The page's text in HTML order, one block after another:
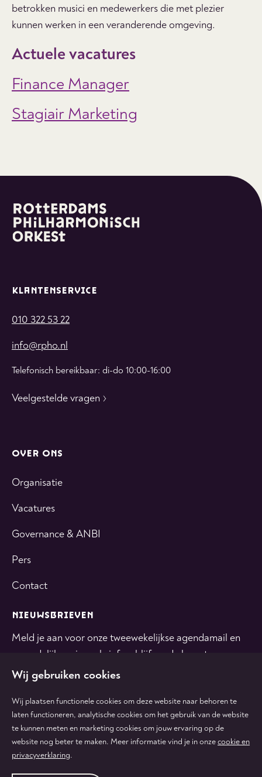
betrokken musici en medewerkers die met plezier
kunnen werken in een veranderende omgeving.
Actuele vacatures
Finance Manager
Stagiair Marketing
KLANTENSERVICE
010 322 53 22
info@rpho.nl
Telefonisch bereikbaar: di-do 10:00-16:00
Veelgestelde vragen
OVER ONS
Organisatie
Vacatures
Governance & ANBI
Pers
Contact
NIEUWSBRIEVEN
Meld je aan voor onze tweewekelijkse agendamail en
maandelijkse nieuwsbrief en blijf op de hoogte.
Volg
ons
op
Volg
ons
op
Volg
ons
Volg
ons
Volg
ons
Wij gebruiken cookies
Wij plaatsen functionele cookies om deze website naar behoren te
laten functioneren, analytische cookies om het gebruik van de website
te kunnen meten en marketing cookies om jouw ervaring op de
website nog beter te maken. Meer informatie vind je in onzecookie en
privacyverklaring.